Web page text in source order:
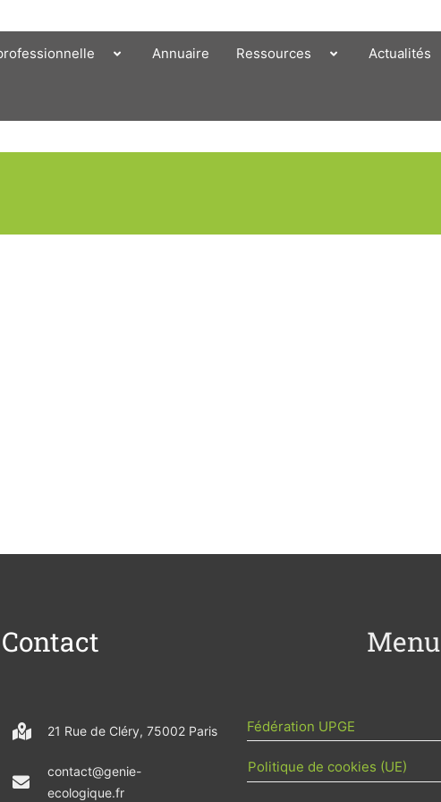
Annuaire Ressources Actualités
Contact
21 Rue de Cléry, 75002 Paris
contact@genie-
ecologique.fr
Menu
Fédération UPGE
Politique de cookies (UE)